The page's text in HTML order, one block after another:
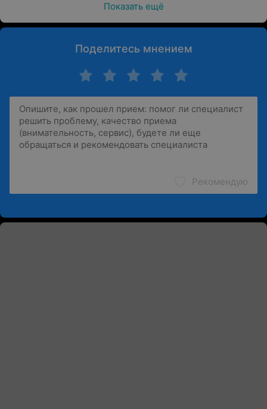
Показать ещё
Поделитесь мнением
Рекомендую